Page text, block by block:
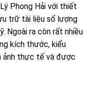
Phong Hải với thiết
trữ tài liệu số lượng
Ngoài ra còn rất nhiều
kích thước, kiểu
ảnh thực tế và được